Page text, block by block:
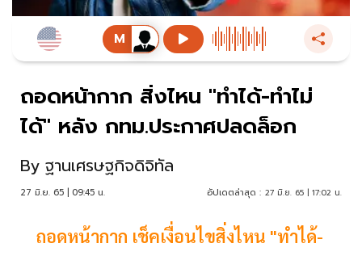
ถอดหน้ากาก สิ่งไหน "ทำได้-ทำไม่
ได้" หลัง กทม.ประกาศปลดล็อก
By ฐานเศรษฐกิจดิจิทัล
27 มิ.ย. 65 | 09:45 น. อัปเดตล่าสุด : 27 มิ.ย. 65 | 17:02 น.
ถอดหน้ากาก เช็คเงื่อนไขสิ่งไหน "ทำได้-